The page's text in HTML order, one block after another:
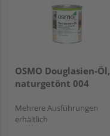
OSMO Douglasien-Öl,
naturgetönt 004
Mehrere Ausführungen
erhältlich